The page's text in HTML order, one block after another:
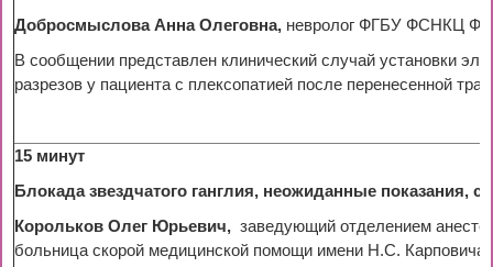
Добросмыслова Анна Олеговна, невролог ФГБУ ФСНКЦ
В сообщении представлен клинический случай установки
разрезов у пациента с плексопатией после перенесенной
15 минут
Блокада звездчатого ганглия, неожиданные показания,
Корольков Олег Юрьевич, заведующий отделением
больница скорой медицинской помощи имени Н.С. Карповича»